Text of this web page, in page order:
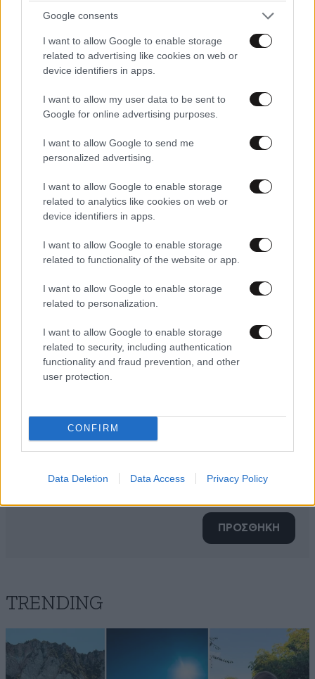
Google consents
I want to allow Google to enable storage
related to advertising like cookies on web or
device identifiers in apps.
I want to allow my user data to be sent to
Google for online advertising purposes.
I want to allow Google to send me
personalized advertising.
I want to allow Google to enable storage
related to analytics like cookies on web or
device identifiers in apps.
I want to allow Google to enable storage
related to functionality of the website or app.
I want to allow Google to enable storage
related to personalization.
I want to allow Google to enable storage
related to security, including authentication
functionality and fraud prevention, and other
user protection.
CONFIRM
Data Deletion Data Access Privacy Policy
ΣΧΌΛΙΑ ΑΝΑΓΝΩΣΤΏΝ
ΠΡΟΣΘΕΣΤΕ ΤΟ ΣΧΟΛΙΟ ΣΑΣ
ΠΡΟΣΘΗΚΗ
TRENDING